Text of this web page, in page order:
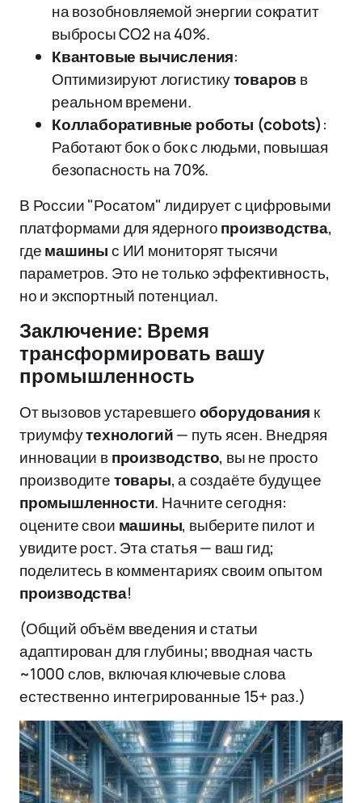
на возобновляемой энергии сократит
выбросы CO2 на 40%.
Квантовые вычисления:
Оптимизируют логистикутоваров в
реальном времени.
Коллаборативные роботы (cobots):
Работают бок о бок с людьми, повышая
безопасность на 70%.
В России "Росатом" лидирует с цифровыми
платформами для ядерногопроизводства,
гдемашиныс ИИ мониторят тысячи
параметров. Это не только эффективность,
но и экспортный потенциал.
Заключение: Время
трансформировать вашу
промышленность
От вызовов устаревшегооборудования к
триумфутехнологий— путь ясен. Внедряя
инновации впроизводство, вы не просто
производитетовары, а создаёте будущее
промышленности. Начните сегодня:
оцените свои машины, выберите пилот и
увидите рост. Эта статья — ваш гид;
поделитесь в комментариях своим опытом
производства!
(Общий объём введения и статьи
адаптирован для глубины; вводная часть
~1000 слов, включая ключевые слова
естественно интегрированные 15+ раз.)